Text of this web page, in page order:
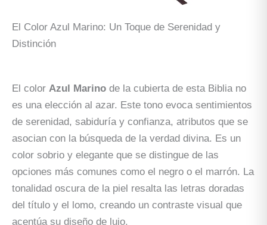
El Color Azul Marino: Un Toque de Serenidad y
Distinción
El color Azul Marino de la cubierta de esta Biblia no
es una elección al azar. Este tono evoca sentimientos
de serenidad, sabiduría y confianza, atributos que se
asocian con la búsqueda de la verdad divina. Es un
color sobrio y elegante que se distingue de las
opciones más comunes como el negro o el marrón. La
tonalidad oscura de la piel resalta las letras doradas
del título y el lomo, creando un contraste visual que
acentúa su diseño de lujo.